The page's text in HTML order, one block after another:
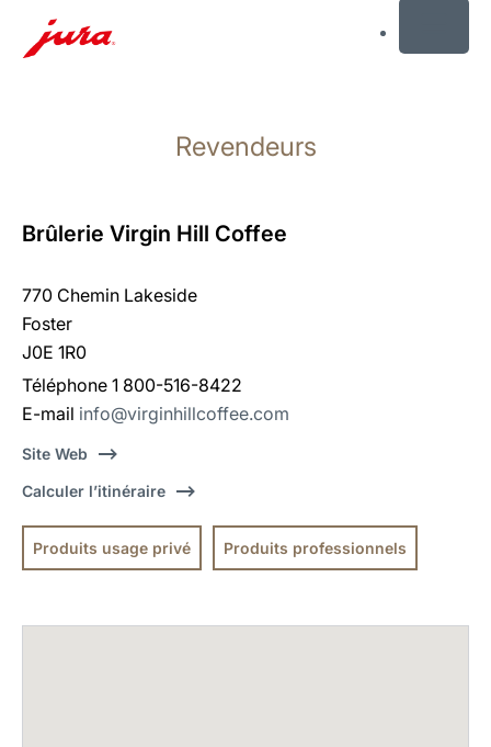
recherche
Revendeurs
Brûlerie Virgin Hill Coffee
770 Chemin Lakeside
Foster
J0E 1R0
Téléphone 1 800-516-8422
E-mail info@virginhillcoffee.com
Site Web
Calculer l’itinéraire
Produits usage privé Produits professionnels